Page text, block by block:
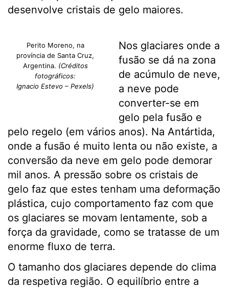
desenvolve cristais de gelo maiores.
Perito Moreno, na
província de Santa Cruz,
Argentina. (Créditos
fotográficos:
Ignacio Estevo – Pexels)
Nos glaciares onde a
fusão se dá na zona
de acúmulo de neve,
a neve pode
converter-se em
gelo pela fusão e
pelo regelo (em vários anos). Na Antártida,
onde a fusão é muito lenta ou não existe, a
conversão da neve em gelo pode demorar
mil anos. A pressão sobre os cristais de
gelo faz que estes tenham uma deformação
plástica, cujo comportamento faz com que
os glaciares se movam lentamente, sob a
força da gravidade, como se tratasse de um
enorme fluxo de terra.
O tamanho dos glaciares depende do clima
da respetiva região. O equilíbrio entre a